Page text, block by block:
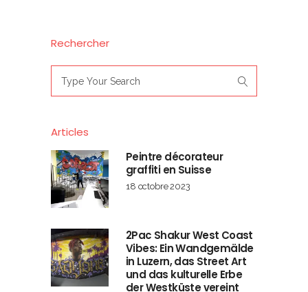
Rechercher
for:
Articles
Peintre décorateur
graffiti en Suisse
18 octobre 2023
2Pac Shakur West Coast
Vibes: Ein Wandgemälde
in Luzern, das Street Art
und das kulturelle Erbe
der Westküste vereint